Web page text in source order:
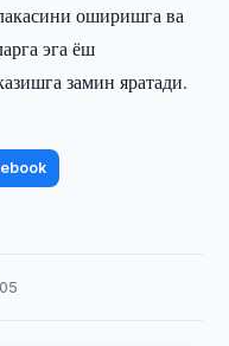
оширишга ва
эга ёш
замин яратади.